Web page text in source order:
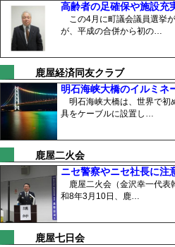
高齢者の足確保や施設
この4月に町議会議員選挙
が、平成の合併から初の…
鹿屋経済同友クラブ
明石海峡大橋のイルミ
明石海峡大橋は、世界で初
具をケーブルに設置し…
鹿屋二火会
ニセ警察やニセ社長に
鹿屋二火会（金沢幸一代表
和8年3月10日、鹿…
鹿屋七日会